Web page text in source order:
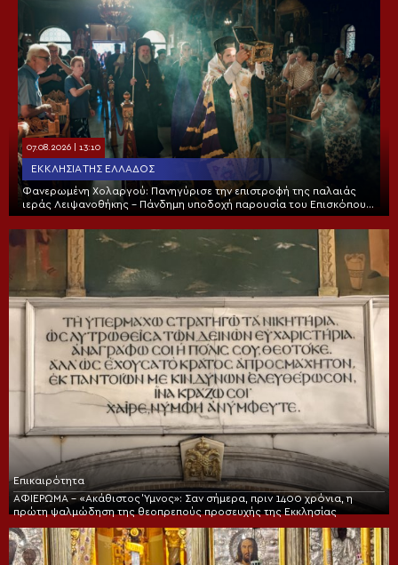
07.08.2026 | 13:10
ΕΚΚΛΗΣΊΑ ΤΗΣ ΕΛΛΆΔΟΣ
Φανερωμένη Χολαργού: Πανηγύρισε την επιστροφή της παλαιάς
ιεράς Λειψανοθήκης – Πάνδημη υποδοχή παρουσία του Επισκόπου
Χριστουπόλεως
Επικαιρότητα
ΑΦΙΕΡΩΜΑ – «Ακάθιστος Ύμνος»: Σαν σήμερα, πριν 1400 χρόνια, η
πρώτη ψαλμώδηση της θεοπρεπούς προσευχής της Εκκλησίας